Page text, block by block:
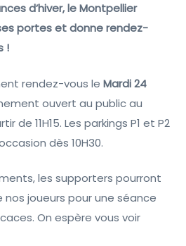
d’hiver, le Montpellier
portes et donne rendez-
!
rendez-vous le Mardi 24
ouvert au public au
de 11H15. Les parkings P1 et P2
dès 10H30.
les supporters pourront
joueurs pour une séance
On espère vous voir